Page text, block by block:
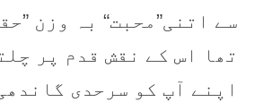
سے اتنی”محبت“ بہ وزن
تھا اس کے نقش قدم پر
اپنے آپ کو سرحدی